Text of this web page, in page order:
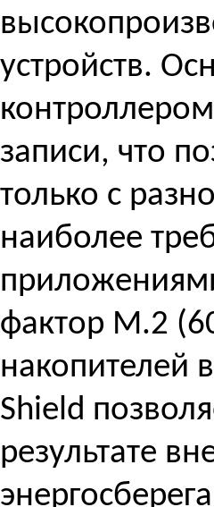
устройств.
записи, что
только с
наиболее
фактор M.2
накопителей
Shield
результате